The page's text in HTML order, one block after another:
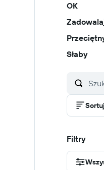
OK
Słaby
Filtry